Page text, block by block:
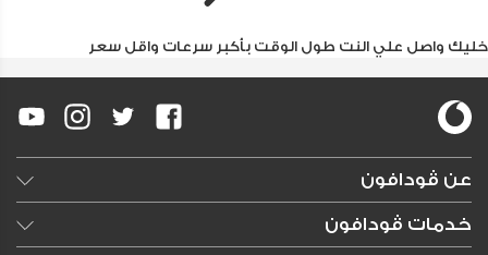
خليك واصل علي النت طول الوقت بأكبر سرعات واقل سعر
عن ڤودافون
وظائف خالية
النشرات الصحفية
خدمات ڤودافون